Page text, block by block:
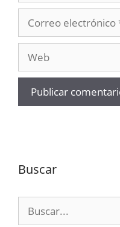
electrónico
Buscar